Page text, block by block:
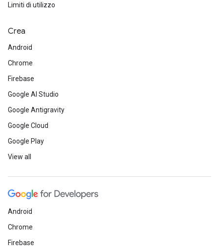
Limiti di utilizzo
Crea
Android
Chrome
Firebase
Google AI Studio
Google Antigravity
Google Cloud
Google Play
View all
Android
Chrome
Firebase